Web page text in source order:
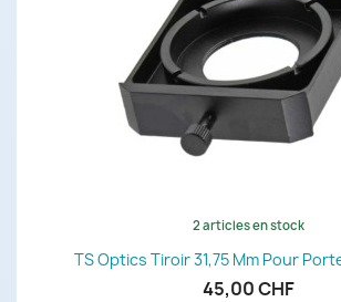
2 articles en stock
TS Optics Tiroir 31,75 Mm Pour
45,00 CHF